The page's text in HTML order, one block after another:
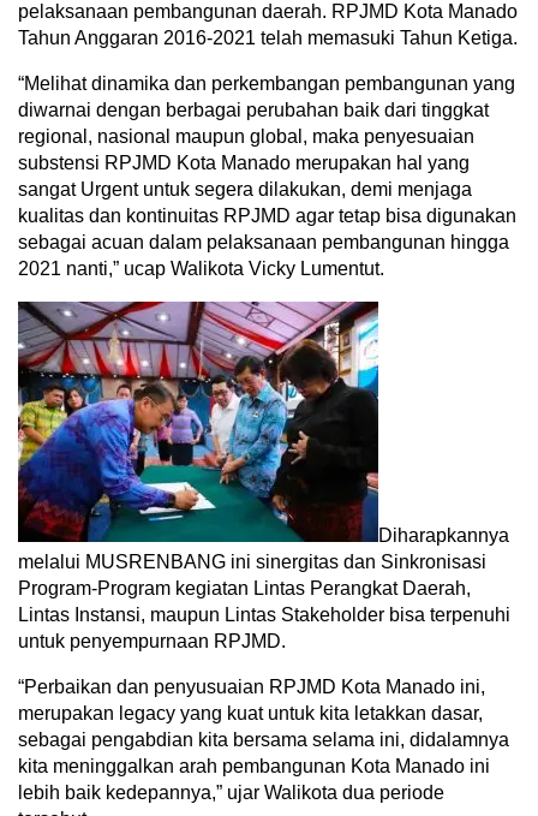
pelaksanaan pembangunan daerah. RPJMD Kota Manado
Tahun Anggaran 2016-2021 telah memasuki Tahun Ketiga.
“Melihat dinamika dan perkembangan pembangunan yang
diwarnai dengan berbagai perubahan baik dari tinggkat
regional, nasional maupun global, maka penyesuaian
substensi RPJMD Kota Manado merupakan hal yang
sangat Urgent untuk segera dilakukan, demi menjaga
kualitas dan kontinuitas RPJMD agar tetap bisa digunakan
sebagai acuan dalam pelaksanaan pembangunan hingga
2021 nanti,” ucap Walikota Vicky Lumentut.
Diharapkannya
melalui MUSRENBANG ini sinergitas dan Sinkronisasi
Program-Program kegiatan Lintas Perangkat Daerah,
Lintas Instansi, maupun Lintas Stakeholder bisa terpenuhi
untuk penyempurnaan RPJMD.
“Perbaikan dan penyusuaian RPJMD Kota Manado ini,
merupakan legacy yang kuat untuk kita letakkan dasar,
sebagai pengabdian kita bersama selama ini, didalamnya
kita meninggalkan arah pembangunan Kota Manado ini
lebih baik kedepannya,” ujar Walikota dua periode